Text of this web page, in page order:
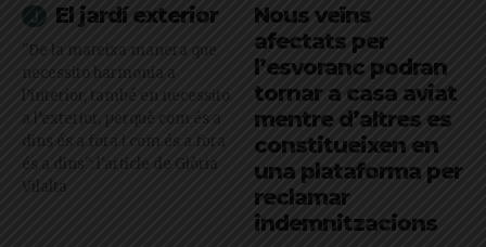
El jardí exterior
"De la mateixa manera que
necessito harmonia a
l’interior, també en necessito
a l’exterior, perquè com és a
dins és a fora i com és a fora
és a dins": l'article de Glòria
Vilalta
Nous veïns
afectats per
l’esvoranc podran
tornar a casa aviat
mentre d’altres es
constitueixen en
una plataforma per
reclamar
indemnitzacions